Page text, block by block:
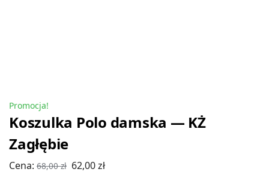
Promocja!
Koszulka Polo damska — KŻ
Zagłębie
Cena: 68,00zł 62,00zł